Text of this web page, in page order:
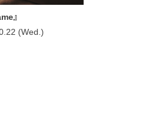
』
(Wed.)